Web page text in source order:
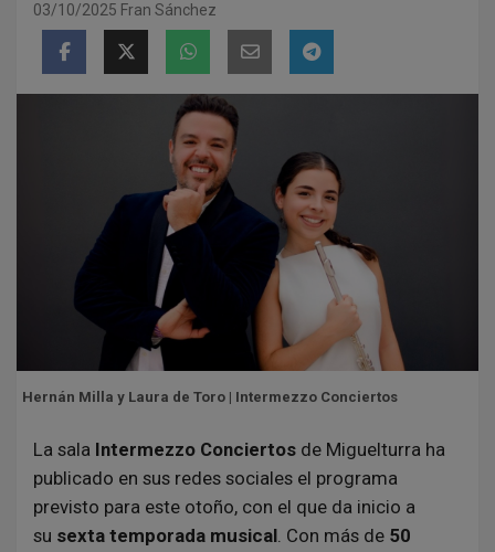
03/10/2025 Fran Sánchez
Hernán Milla y Laura de Toro | Intermezzo Conciertos
La sala Intermezzo Conciertos de Miguelturra ha
publicado en sus redes sociales el programa
previsto para este otoño, con el que da inicio a
su sexta temporada musical. Con más de 50